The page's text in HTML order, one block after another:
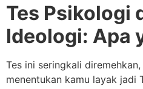
Tes Psikologi
Ideologi: Apa
Tes ini seringkali
menentukan kamu layak jadi